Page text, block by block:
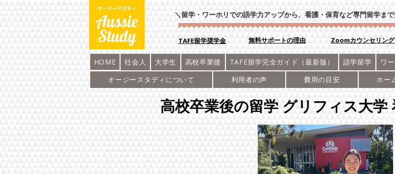
＼留学・ワーホリでの語学力アップから、看護・保育など専門留学ま
​TAFE留学奨学金 ​無料サポートの理由 Zoomカウンセリン
HOME 社会人 大学生 高校卒業後 TAFE留学完全ガイド（最新版） 語学留学 ワ
オージースタディについて
利用者の声 費用の目安 ホー
高校卒業後の留学 グリフィス大学